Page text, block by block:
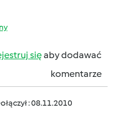
sięaby dodawać
komentarze
: 08.11.2010